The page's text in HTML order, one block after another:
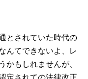
とされていた時代の
んてできないよ、レ
かもしれませんが、
定されての法律改正